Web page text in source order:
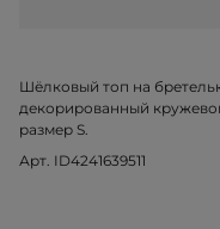
Шёлковый топ на
декорированный
размер S.
Арт. ID4241639511